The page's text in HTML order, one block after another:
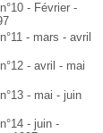
- Février -
- mars - avril
- avril - mai
- mai - juin
- juin -